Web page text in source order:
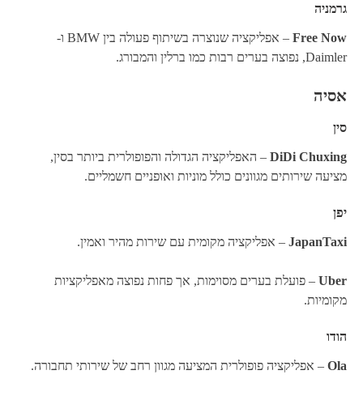
גרמניה
Free Now
– אפליקציה שנוצרה בשיתוף פעולה בין BMW ו-
Daimler, נפוצה בערים רבות כמו ברלין והמבורג.
אסיה
סין
DiDi Chuxing – האפליקציה הגדולה והפופולרית ביותר בסין,
מציעה שירותים מגוונים כולל מוניות ואופניים חשמליים.
יפן
JapanTaxi – אפליקציה מקומית עם שירות מהיר ואמין.
Uber – פועלת בערים מסוימות, אך פחות נפוצה מאפליקציות
מקומיות.
הודו
Ola – אפליקציה פופולרית המציעה מגוון רחב של שירותי תחבורה.